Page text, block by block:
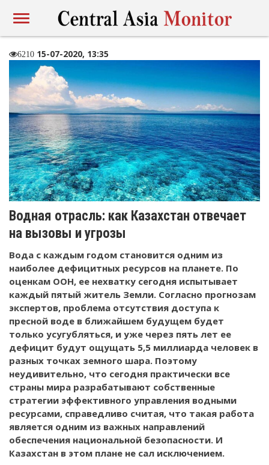
6210 15-07-2020, 13:35
Водная отрасль: как Казахстан отвечает
на вызовы и угрозы
Вода с каждым годом становится одним из
наиболее дефицитных ресурсов на планете. По
оценкам ООН, ее нехватку сегодня испытывает
каждый пятый житель Земли. Согласно прогнозам
экспертов, проблема отсутствия доступа к
пресной воде в ближайшем будущем будет
только усугубляться, и уже через пять лет ее
дефицит будут ощущать 5,5 миллиарда человек в
разных точках земного шара. Поэтому
неудивительно, что сегодня практически все
страны мира разрабатывают собственные
стратегии эффективного управления водными
ресурсами, справедливо считая, что такая работа
является одним из важных направлений
обеспечения национальной безопасности. И
Казахстан в этом плане не сал исключением.